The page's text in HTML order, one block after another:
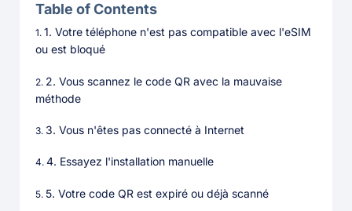
Table of Contents
1. Votre téléphone n'est pas compatible avec l'eSIM
ou est bloqué
2. Vous scannez le code QR avec la mauvaise
méthode
3. Vous n'êtes pas connecté à Internet
4. Essayez l'installation manuelle
5. Votre code QR est expiré ou déjà scanné